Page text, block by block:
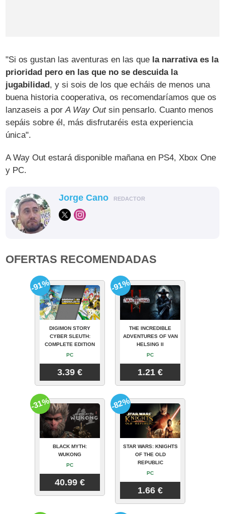
"Si os gustan las aventuras en las que la narrativa es la
prioridad pero en las que no se descuida la
jugabilidad , y si sois de los que echáis de menos una
buena historia cooperativa, os recomendaríamos que os
lanzaseis a porA Way Outsin pensarlo. Cuanto menos
sepáis sobre él, más disfrutaréis esta experiencia
única".
A Way Out estará disponible mañana en PS4, Xbox One
y PC.
Jorge Cano REDACTOR
OFERTAS RECOMENDADAS
DIGIMON STORY
CYBER SLEUTH:
COMPLETE EDITION
PC
3.39 €
-91%
THE INCREDIBLE
ADVENTURES OF VAN
HELSING II
PC
1.21 €
-91%
BLACK MYTH:
WUKONG
PC
40.99 €
-31%
STAR WARS: KNIGHTS
OF THE OLD
REPUBLIC
PC
1.66 €
-82%